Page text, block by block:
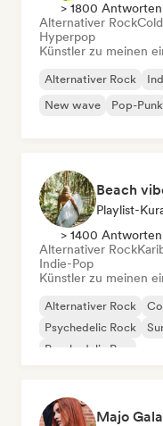
> 1800
Alternativer Rock
Hyperpop
Künstler zu meinen
Alternativer Rock
New wave
Pop-Punk
Playlist-
> 1400
Alternativer Rock
Indie-Pop
Künstler zu meinen
Alternativer Rock
Psychedelic Rock
Psychedelic Pop
Majo